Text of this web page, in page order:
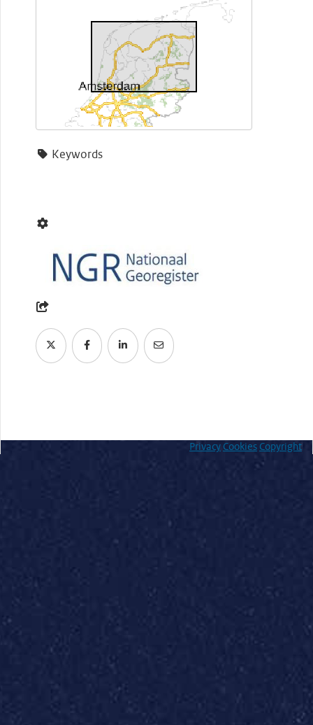
Keywords
Privacy Cookies Copyright